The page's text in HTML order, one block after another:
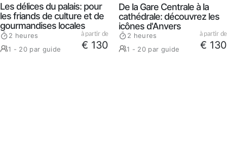
Les délices du palais: pour
les friands de culture et de
gourmandises locales
2 heures
1 - 20 par guide
à partir de
€ 130
De la Gare Centrale à la
cathédrale: découvrez les
icônes d'Anvers
2 heures
1 - 20 par guide
à partir de
€ 130